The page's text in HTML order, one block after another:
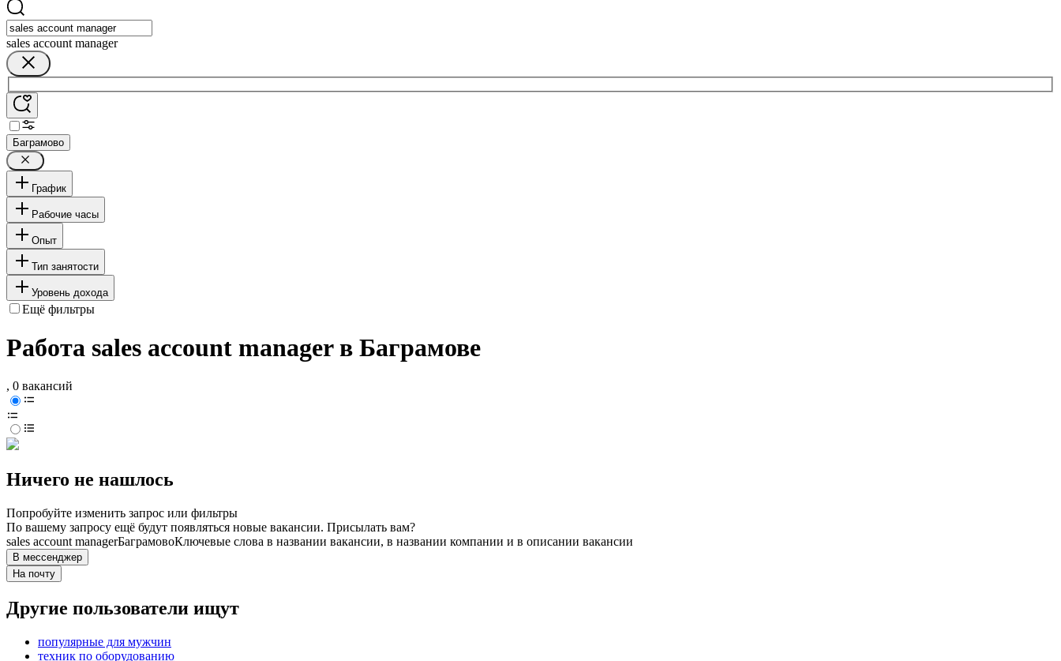
sales account manager
Баграмово
График
Рабочие часы
Опыт
Тип занятости
Уровень дохода
Ещё фильтры
Работа sales account manager в Баграмове
, 0 вакансий
Ничего не нашлось
Попробуйте изменить запрос или фильтры
По вашему запросу ещё будут появляться новые вакансии. Присылать вам?
sales account managerБаграмовоКлючевые слова в названии вакансии, в названии компании и в описании вакансии
В мессенджер
На почту
Другие пользователи ищут
популярные для мужчин
техник по оборудованию